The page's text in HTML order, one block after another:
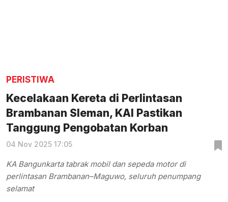
PERISTIWA
Kecelakaan Kereta di Perlintasan
Brambanan Sleman, KAI Pastikan
Tanggung Pengobatan Korban
04 Nov 2025 17:05
KA Bangunkarta tabrak mobil dan sepeda motor di
perlintasan Brambanan–Maguwo, seluruh penumpang
selamat